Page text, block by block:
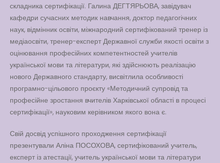
складника сертифікації. Галина ДЕГТЯРЬОВА, завідувач
кафедри сучасних методик навчання, доктор педагогічних
наук, відмінник освіти, міжнародний сертифікований тренер із
медіаосвіти, тренер-експерт Державної служби якості освіти з
оцінювання професійних компетентностей учителів
української мови та літератури, які здійснюють реалізацію
нового Державного стандарту, висвітлила особливості
програмно-цільового проєкту «Методичний супровід та
професійне зростання вчителів Харківської області в процесі
сертифікації», науковим керівником якого вона є.
Свій досвід успішного проходження сертифікації
презентували Аліна ПОСОХОВА, сертифікований учитель,
експерт із атестації, учитель української мови та літератури